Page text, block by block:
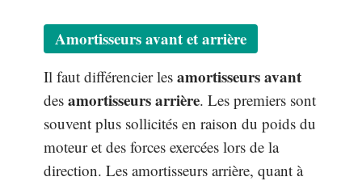
Amortisseurs avant et arrière
Il faut différencier les amortisseurs avant
des amortisseurs arrière. Les premiers sont
souvent plus sollicités en raison du poids du
moteur et des forces exercées lors de la
direction. Les amortisseurs arrière, quant à